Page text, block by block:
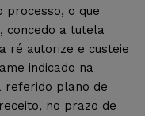
processo, o que
concedo a tutela
ré autorize e custeie
indicado na
referido plano de
no prazo de